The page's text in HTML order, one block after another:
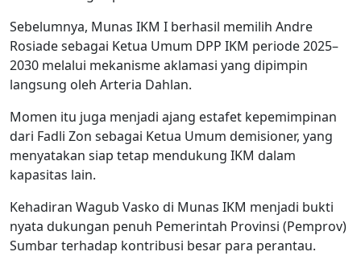
Sebelumnya, Munas IKM I berhasil memilih Andre
Rosiade sebagai Ketua Umum DPP IKM periode 2025–
2030 melalui mekanisme aklamasi yang dipimpin
langsung oleh Arteria Dahlan.
Momen itu juga menjadi ajang estafet kepemimpinan
dari Fadli Zon sebagai Ketua Umum demisioner, yang
menyatakan siap tetap mendukung IKM dalam
kapasitas lain.
Kehadiran Wagub Vasko di Munas IKM menjadi bukti
nyata dukungan penuh Pemerintah Provinsi (Pemprov)
Sumbar terhadap kontribusi besar para perantau.